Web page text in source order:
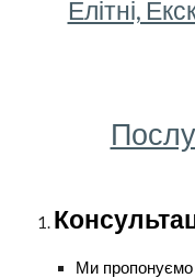
Елітні,
Ми пропонуємо